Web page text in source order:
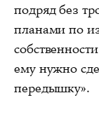
подряд без
планами по
ему нужно
передышку».